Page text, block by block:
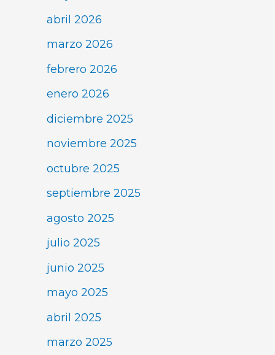
abril 2026
marzo 2026
febrero 2026
enero 2026
diciembre 2025
noviembre 2025
octubre 2025
septiembre 2025
agosto 2025
julio 2025
junio 2025
mayo 2025
abril 2025
marzo 2025